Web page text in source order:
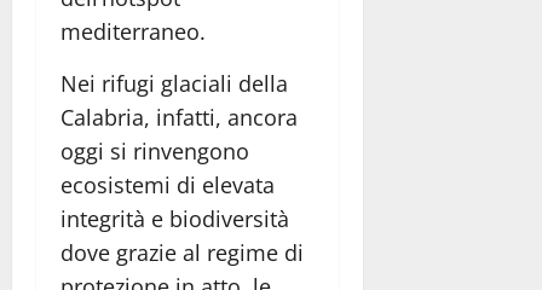
mediterraneo.
Nei rifugi glaciali della
Calabria, infatti, ancora
oggi si rinvengono
ecosistemi di elevata
integrità e biodiversità
dove grazie al regime di